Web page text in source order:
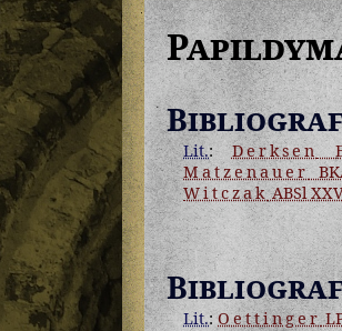
Lit.:Derksen
Matzenauer
WitczakABSl
Lit.: Oettinger